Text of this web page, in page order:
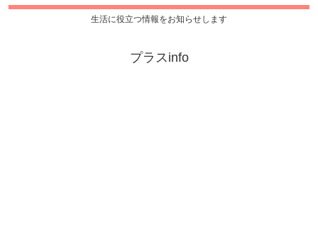
生活に役立つ情報をお知らせします
プラスinfo